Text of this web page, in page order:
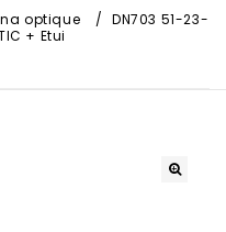
optique / DN703 51-23-
+ Etui